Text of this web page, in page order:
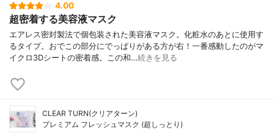
4.00
超密着する美容液マスク
エアレス密封製法で個包装された美容液マスク。化粧水のあとに使用す
るタイプ。おでこの部分にでっぱりがある方が右！一番感動したのがマ
イクロ3Dシートの密着感。この和…続きを見る
CLEAR TURN(クリアターン)
プレミアム フレッシュマスク (超しっとり)